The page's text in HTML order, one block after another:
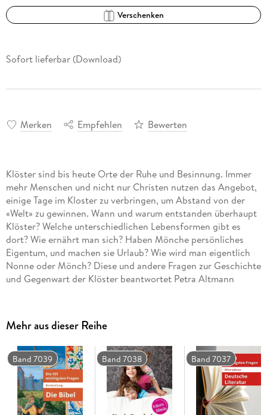
Verschenken
Sofort lieferbar (Download)
Merken Empfehlen Bewerten
Klöster sind bis heute Orte der Ruhe und Besinnung. Immer
mehr Menschen und nicht nur Christen nutzen das Angebot,
einige Tage im Kloster zu verbringen, um Abstand von der
«Welt» zu gewinnen. Wann und warum entstanden überhaupt
Klöster? Welche unterschiedlichen Lebensformen gibt es
dort? Wie ernährt man sich? Haben Mönche persönliches
Eigentum, und machen sie Urlaub? Wie wird man eigentlich
Nonne oder Mönch? Diese und andere Fragen zur Geschichte
und Gegenwart der Klöster beantwortet Petra Altmann
Abtprimas Notker Wolf über Führungsaufgaben,
Nachwuchssorgen, Spiritualität und Musik in Klöstern heute.
Inhaltsverzeichnis
1;Cover;1 2;Zum Buch;2 3;Über den Autor;2 4;Titel;3
5;Impressum;4 6;Inhalt;5 7;Vorwort;11 8;Wie alles entstand:
Zur Geschichte der Orden und Klöster;13 8.1;1. Wer waren die
Mehr aus dieser Reihe
Band 7039 Band 7038 Band 7037